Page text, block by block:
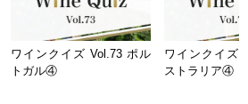
ワインクイズ Vol.73 ポル
トガル④
ワインクイズ
ストラリア④